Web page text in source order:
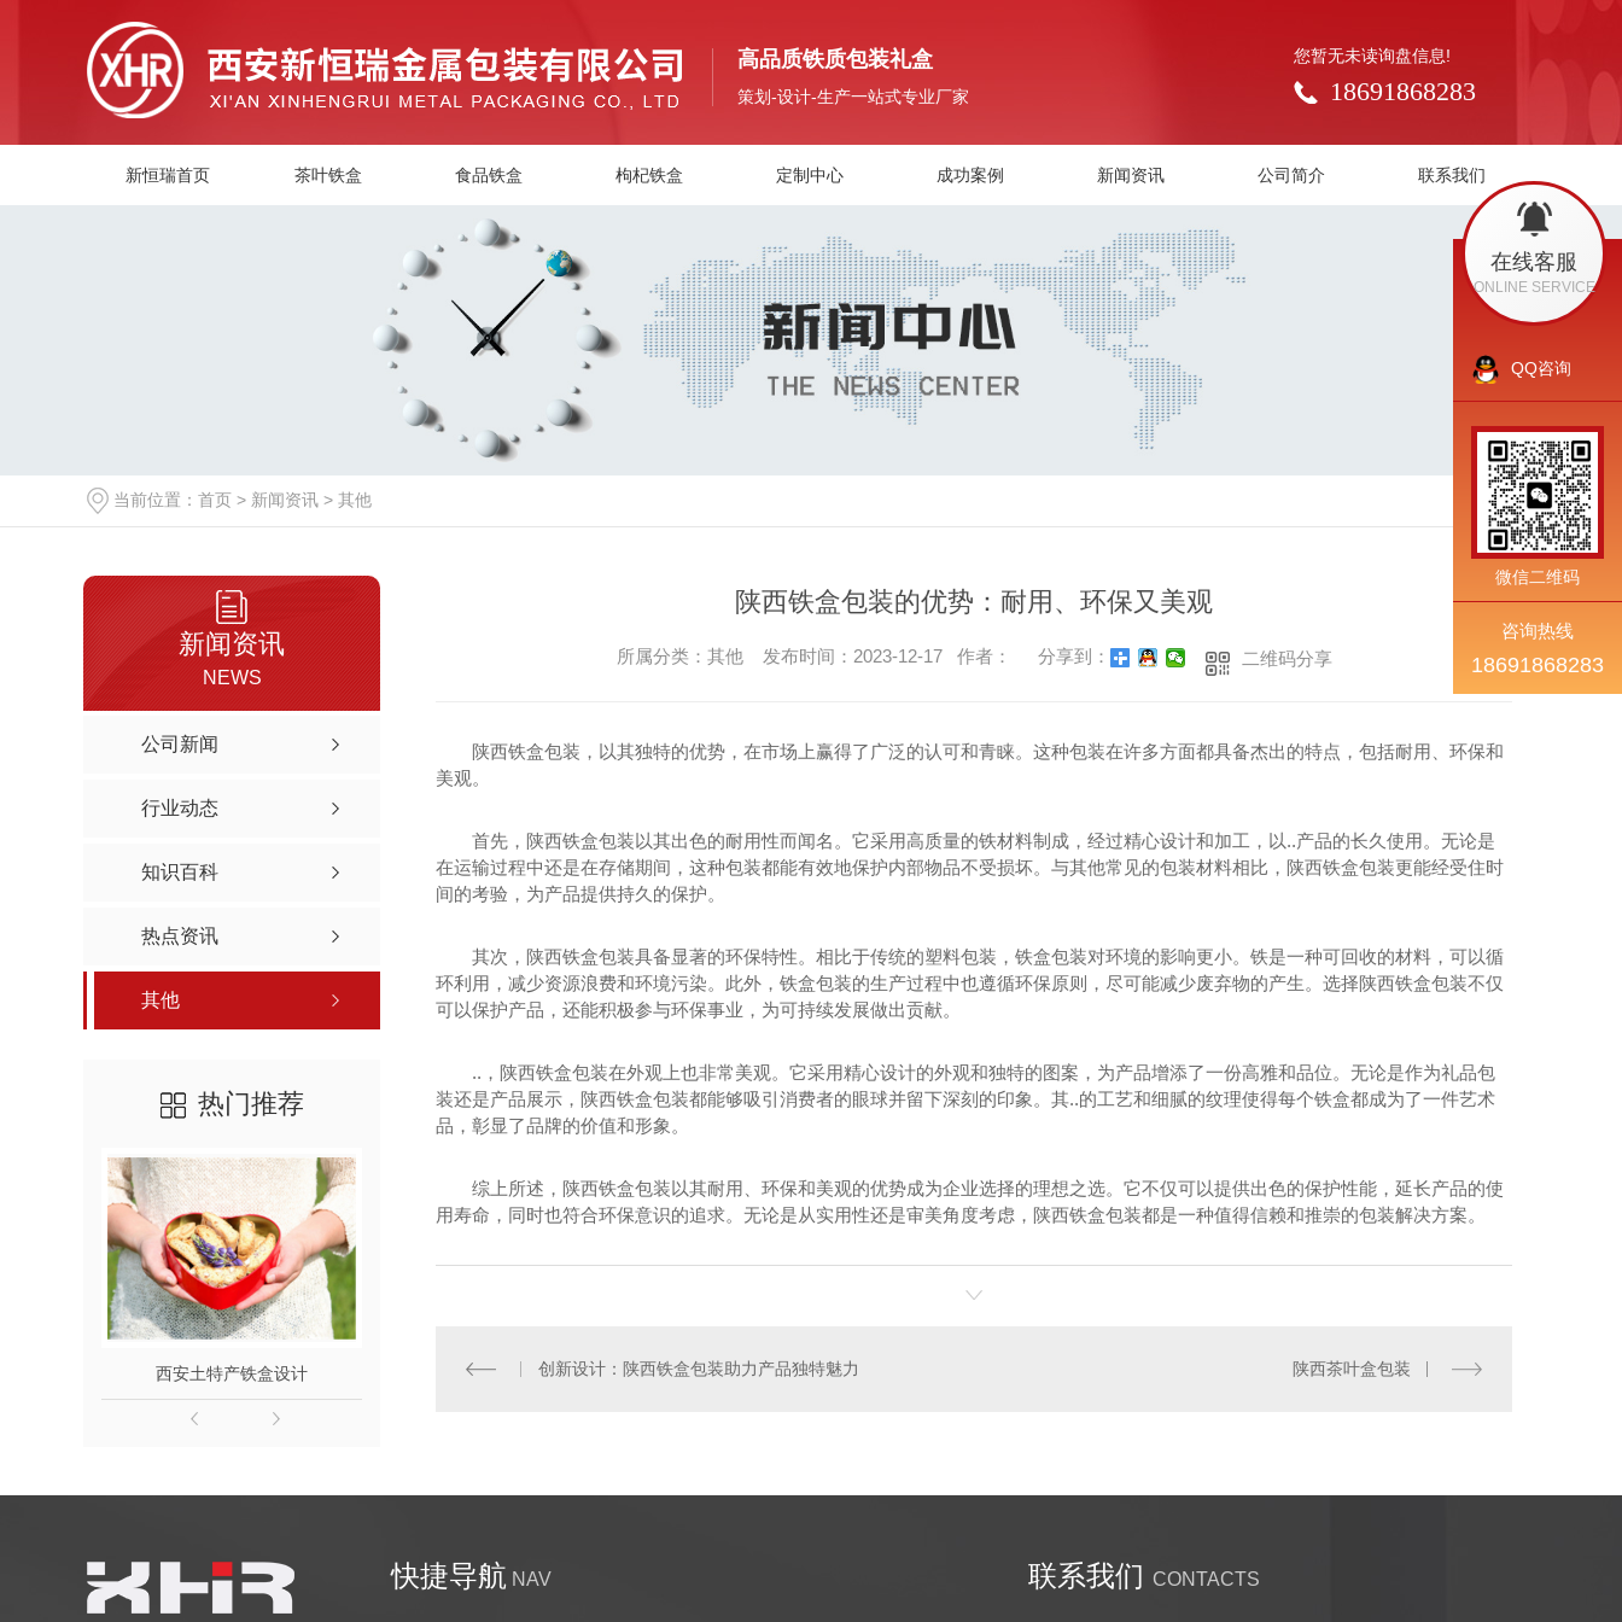
高品质铁质包装礼盒
策划-设计-生产一站式专业厂家 18691868283
您暂无未读询盘信息!
新恒瑞首页 茶叶铁盒 食品铁盒 枸杞铁盒 定制中心 成功案例 新闻资讯 公司简介 联系我们
当前位置： 首页 > 新闻资讯 > 其他 返回
新闻资讯
NEWS
公司新闻
行业动态
知识百科
热点资讯
其他
热门推荐
西安土特产铁盒设计 西安土特产铁盒 干果盒设计
陕西铁盒包装的优势：耐用、环保又美观
所属分类：其他 发布时间：2023-12-17 作者： 分享到： 二维码分享
陕西铁盒包装，以其独特的优势，在市场上赢得了广泛的认可和青睐。这种包装在许多方面都具备杰出的特点，包括耐用、环保和
美观。
首先，陕西铁盒包装以其出色的耐用性而闻名。它采用高质量的铁材料制成，经过精心设计和加工，以..产品的长久使用。无论是
在运输过程中还是在存储期间，这种包装都能有效地保护内部物品不受损坏。与其他常见的包装材料相比，陕西铁盒包装更能经受住时
间的考验，为产品提供持久的保护。
其次，陕西铁盒包装具备显著的环保特性。相比于传统的塑料包装，铁盒包装对环境的影响更小。铁是一种可回收的材料，可以循
环利用，减少资源浪费和环境污染。此外，铁盒包装的生产过程中也遵循环保原则，尽可能减少废弃物的产生。选择陕西铁盒包装不仅
可以保护产品，还能积极参与环保事业，为可持续发展做出贡献。
..，陕西铁盒包装在外观上也非常美观。它采用精心设计的外观和独特的图案，为产品增添了一份高雅和品位。无论是作为礼品包
装还是产品展示，陕西铁盒包装都能够吸引消费者的眼球并留下深刻的印象。其..的工艺和细腻的纹理使得每个铁盒都成为了一件艺术
品，彰显了品牌的价值和形象。
综上所述，陕西铁盒包装以其耐用、环保和美观的优势成为企业选择的理想之选。它不仅可以提供出色的保护性能，延长产品的使
用寿命，同时也符合环保意识的追求。无论是从实用性还是审美角度考虑，陕西铁盒包装都是一种值得信赖和推崇的包装解决方案。
创新设计：陕西铁盒包装助力产品独特魅力 陕西茶叶盒包装
快捷导航 NAV 联系我们 CONTACTS
在线客服
ONLINE SERVICE
QQ咨询
微信二维码
咨询热线
18691868283